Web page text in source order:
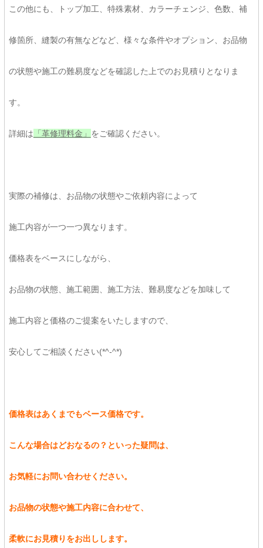
この他にも、トップ加工、特殊素材、カラーチェンジ、色数、補
修箇所、縫製の有無などなど、様々な条件やオプション、お品物
の状態や施工の難易度などを確認した上でのお見積りとなりま
す。
詳細は 「革修理料金」 をご確認ください。
実際の補修は、お品物の状態やご依頼内容によって
施工内容が一つ一つ異なります。
価格表をベースにしながら、
お品物の状態、施工範囲、施工方法、難易度などを加味して
施工内容と価格のご提案をいたしますので、
安心してご相談ください(*^-^*)
価格表はあくまでもベース価格です。
こんな場合はどおなるの？といった疑問は、
お気軽にお問い合わせください。
お品物の状態や施工内容に合わせて、
柔軟にお見積りをお出しします。